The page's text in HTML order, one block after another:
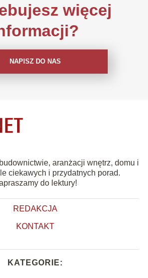
więcej
NAPISZ DO NAS
aranżacji wnętrz, domu i
ciekawych i przydatnych porad.
do lektury!
REDAKCJA
KONTAKT
KATEGORIE: